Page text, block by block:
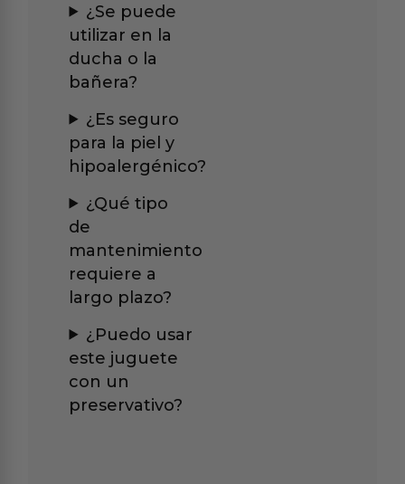
¿Se puede
utilizar en la
ducha o la
bañera?
¿Es seguro
para la piel y
hipoalergénico?
¿Qué tipo
de
mantenimiento
requiere a
largo plazo?
¿Puedo usar
este juguete
con un
preservativo?